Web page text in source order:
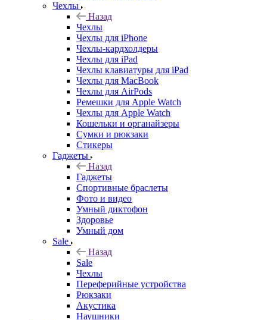
Чехлы
Назад
Чехлы
Чехлы для iPhone
Чехлы-кардхолдеры
Чехлы для iPad
Чехлы клавиатуры для iPad
Чехлы для MacBook
Чехлы для AirPods
Ремешки для Apple Watch
Чехлы для Apple Watch
Кошельки и органайзеры
Сумки и рюкзаки
Стикеры
Гаджеты
Назад
Гаджеты
Спортивные браслеты
Фото и видео
Умный диктофон
Здоровье
Умный дом
Sale
Назад
Sale
Чехлы
Переферийные устройства
Рюкзаки
Акустика
Наушники